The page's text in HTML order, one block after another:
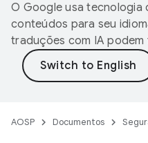
O Google usa tecnologia
conteúdos para seu
traduções com IA podem
AOSP Documentos